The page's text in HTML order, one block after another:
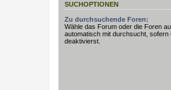
SUCHOPTIONEN
Zu durchsuchende Foren:
Wähle das Forum oder die Foren
automatisch mit durchsucht, sofern
deaktivierst.